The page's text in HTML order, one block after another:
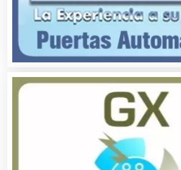
Aparatos y Equipos
Arquitectos
Artes Gráficas